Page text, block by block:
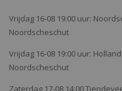
Vrijdag 16-08 19:00 uur:
Noordscheschut
Vrijdag 16-08 19:00 uur:
Noordscheschut
Zaterdag 17-08 14:00